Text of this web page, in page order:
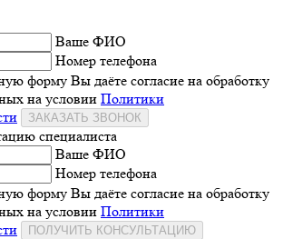
Ваше ФИО
Номер телефона
форму Вы даёте согласие на обработку
на условии Политики
ЗАКАЗАТЬ ЗВОНОК
специалиста
Ваше ФИО
Номер телефона
форму Вы даёте согласие на обработку
на условии Политики
ПОЛУЧИТЬ КОНСУЛЬТАЦИЮ